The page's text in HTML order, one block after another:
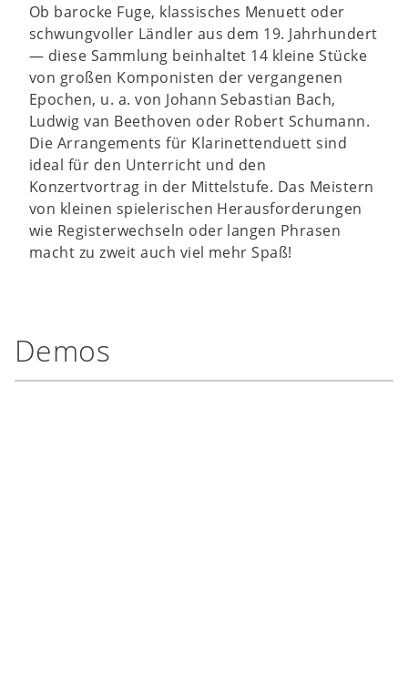
Ob barocke Fuge, klassisches Menuett oder
schwungvoller Ländler aus dem 19. Jahrhundert
— diese Sammlung beinhaltet 14 kleine Stücke
von großen Komponisten der vergangenen
Epochen, u. a. von Johann Sebastian Bach,
Ludwig van Beethoven oder Robert Schumann.
Die Arrangements für Klarinettenduett sind
ideal für den Unterricht und den
Konzertvortrag in der Mittelstufe. Das Meistern
von kleinen spielerischen Herausforderungen
wie Registerwechseln oder langen Phrasen
macht zu zweit auch viel mehr Spaß!
Demos